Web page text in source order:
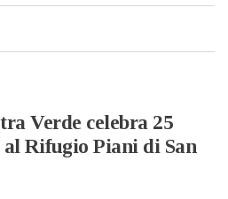
Verde celebra 25
Rifugio Piani di San